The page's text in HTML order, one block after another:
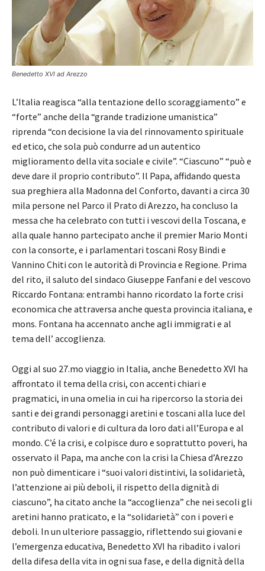
Benedetto XVI ad Arezzo
L’Italia reagisca “alla tentazione dello scoraggiamento” e
“forte” anche della “grande tradizione umanistica”
riprenda “con decisione la via del rinnovamento spirituale
ed etico, che sola può condurre ad un autentico
miglioramento della vita sociale e civile”. “Ciascuno” “può e
deve dare il proprio contributo”. Il Papa, affidando questa
sua preghiera alla Madonna del Conforto, davanti a circa 30
mila persone nel Parco il Prato di Arezzo, ha concluso la
messa che ha celebrato con tutti i vescovi della Toscana, e
alla quale hanno partecipato anche il premier Mario Monti
con la consorte, e i parlamentari toscani Rosy Bindi e
Vannino Chiti con le autorità di Provincia e Regione. Prima
del rito, il saluto del sindaco Giuseppe Fanfani e del vescovo
Riccardo Fontana: entrambi hanno ricordato la forte crisi
economica che attraversa anche questa provincia italiana, e
mons. Fontana ha accennato anche agli immigrati e al
tema dell’ accoglienza.
Oggi al suo 27.mo viaggio in Italia, anche Benedetto XVI ha
affrontato il tema della crisi, con accenti chiari e
pragmatici, in una omelia in cui ha ripercorso la storia dei
santi e dei grandi personaggi aretini e toscani alla luce del
contributo di valori e di cultura da loro dati all’Europa e al
mondo. C’é la crisi, e colpisce duro e soprattutto poveri, ha
osservato il Papa, ma anche con la crisi la Chiesa d’Arezzo
non può dimenticare i “suoi valori distintivi, la solidarietà,
l’attenzione ai più deboli, il rispetto della dignità di
ciascuno”, ha citato anche la “accoglienza” che nei secoli gli
aretini hanno praticato, e la “solidarietà” con i poveri e
deboli. In un ulteriore passaggio, riflettendo sui giovani e
l’emergenza educativa, Benedetto XVI ha ribadito i valori
della difesa della vita in ogni sua fase, e della dignità della